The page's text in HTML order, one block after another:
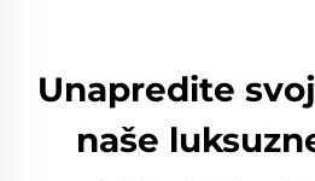
Unapredite
naše